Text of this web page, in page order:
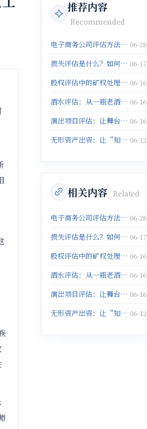
推荐内容
Recommended
电子商务公司评估方法：核心指标与实务操作 06-28
损失评估是什么？如何科学定损？ 06-17
股权评估中的矿权处理：专业解读与实务指南 06-16
酒水评估：从一瓶老酒到一仓库存，价值如何精准判定？ 06-16
演出项目评估：让舞台艺术的价值“看得见” 06-16
无形资产出资：让“知识”变成“资本” 06-12
相关内容 Related
电子商务公司评估方法：核心指标与实务操作 06-28
损失评估是什么？如何科学定损？ 06-17
股权评估中的矿权处理：专业解读与实务指南 06-16
酒水评估：从一瓶老酒到一仓库存，价值如何精准判定？ 06-16
演出项目评估：让舞台艺术的价值“看得见” 06-16
无形资产出资：让“知识”变成“资本” 06-12